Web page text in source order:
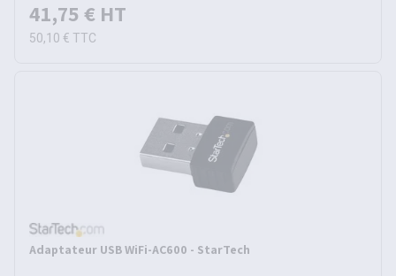
41,75 € HT
50,10 € TTC
Adaptateur USB WiFi-AC600 - StarTech